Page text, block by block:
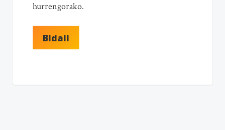
hurrengorako.